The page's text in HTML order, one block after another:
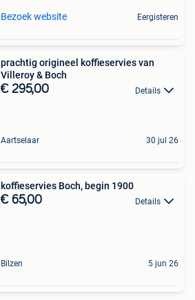
Bezoek website Eergisteren
prachtig origineel koffieservies van
Villeroy & Boch
€ 295,00 Details
Aartselaar 30 jul 26
koffieservies Boch, begin 1900
€ 65,00 Details
Bilzen 5 jun 26